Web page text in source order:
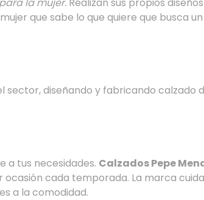
que sabe lo que quiere que busca un
diseñando y fabricando calzado
a tus necesidades. Calzados Pepe
cada temporada. La marca
a la comodidad.